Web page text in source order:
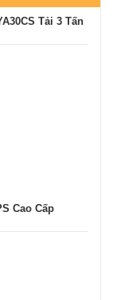
Tải 3 Tấn
Cao Cấp